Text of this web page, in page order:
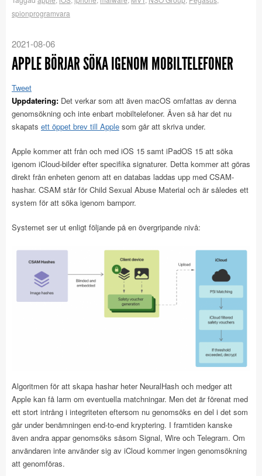
spionprogramvara
2021-08-06
APPLE BÖRJAR SÖKA IGENOM MOBILTELEFONER
Tweet
Uppdatering: Det verkar som att även macOS omfattas av denna
genomsökning och inte enbart mobiltelefoner. Även så har det nu
skapats ett öppet brev till Apple som går att skriva under.
Apple kommer att från och med iOS 15 samt iPadOS 15 att söka
igenom iCloud-bilder efter specifika signaturer. Detta kommer att göras
direkt från enheten genom att en databas laddas upp med CSAM-
hashar. CSAM står för Child Sexual Abuse Material och är således ett
system för att söka igenom barnporr.
Systemet ser ut enligt följande på en övergripande nivå:
Algoritmen för att skapa hashar heter NeuralHash och medger att
Apple kan få larm om eventuella matchningar. Men det är förenat med
ett stort intrång i integriteten eftersom nu genomsöks en del i det som
går under benämningen end-to-end kryptering. I framtiden kanske
även andra appar genomsöks såsom Signal, Wire och Telegram. Om
användaren inte använder sig av iCloud kommer ingen genomsökning
att genomföras.